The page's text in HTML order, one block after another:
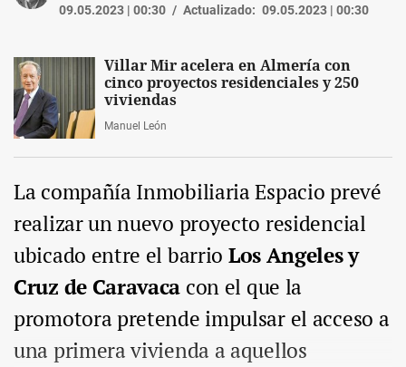
09.05.2023 | 00:30 Actualizado: 09.05.2023 | 00:30
Villar Mir acelera en Almería con
cinco proyectos residenciales y 250
viviendas
Manuel León
La compañía Inmobiliaria Espacio prevé
realizar un nuevo proyecto residencial
ubicado entre el barrio Los Angeles y
Cruz de Caravaca con el que la
promotora pretende impulsar el acceso a
una primera vivienda a aquellos